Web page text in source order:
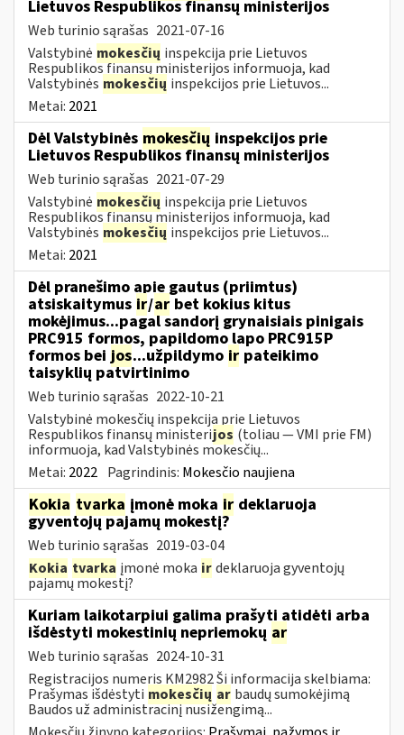
Lietuvos Respublikos finansų ministerijos
Web turinio sąrašas 2021-07-16
Valstybinė mokesčių inspekcija prie Lietuvos
Respublikos finansų ministerijos informuoja, kad
Valstybinės mokesčių inspekcijos prie Lietuvos...
Metai: 2021
Dėl Valstybinės mokesčių inspekcijos prie
Lietuvos Respublikos finansų ministerijos
Web turinio sąrašas 2021-07-29
Valstybinė mokesčių inspekcija prie Lietuvos
Respublikos finansų ministerijos informuoja, kad
Valstybinės mokesčių inspekcijos prie Lietuvos...
Metai: 2021
Dėl pranešimo apie gautus (priimtus)
atsiskaitymus ir/ar bet kokius kitus
mokėjimus...pagal sandorį grynaisiais pinigais
PRC915 formos, papildomo lapo PRC915P
formos bei jos...užpildymo ir pateikimo
taisyklių patvirtinimo
Web turinio sąrašas 2022-10-21
Valstybinė mokesčių inspekcija prie Lietuvos
Respublikos finansų ministerijos (toliau ― VMI prie FM)
informuoja, kad Valstybinės mokesčių...
Metai: 2022 Pagrindinis: Mokesčio naujiena
Kokia tvarka įmonė moka ir deklaruoja
gyventojų pajamų mokestį?
Web turinio sąrašas 2019-03-04
Kokia tvarka įmonė moka irdeklaruoja gyventojų
pajamų mokestį?
Kuriam laikotarpiui galima prašyti atidėti arba
išdėstyti mokestinių nepriemokų ar
Web turinio sąrašas 2024-10-31
Registracijos numeris KM2982 Ši informacija skelbiama:
Prašymas išdėstyti mokesčių ar baudų sumokėjimą
Baudos už administracinį nusižengimą...